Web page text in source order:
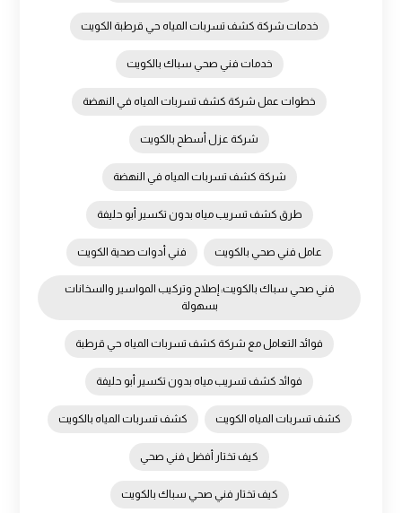
خدمات شركة كشف تسربات المياه حي قرطبة الكويت
خدمات فني صحي سباك بالكويت
خطوات عمل شركة كشف تسربات المياه في النهضة
شركة عزل أسطح بالكويت
شركة كشف تسربات المياه في النهضة
طرق كشف تسريب مياه بدون تكسير أبو حليفة
عامل فني صحي بالكويت فني أدوات صحية الكويت
فني صحي سباك بالكويت: إصلاح وتركيب المواسير والسخانات
بسهولة
فوائد التعامل مع شركة كشف تسربات المياه حي قرطبة
فوائد كشف تسريب مياه بدون تكسير أبو حليفة
كشف تسربات المياه الكويت كشف تسربات المياه بالكويت
كيف تختار أفضل فني صحي
كيف تختار فني صحي سباك بالكويت